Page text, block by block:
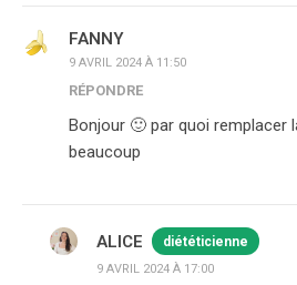
FANNY
9 AVRIL 2024 À 11:50
RÉPONDRE
Bonjour 🙂 par quoi remplacer
beaucoup
ALICE diététicienne
9 AVRIL 2024 À 17:00